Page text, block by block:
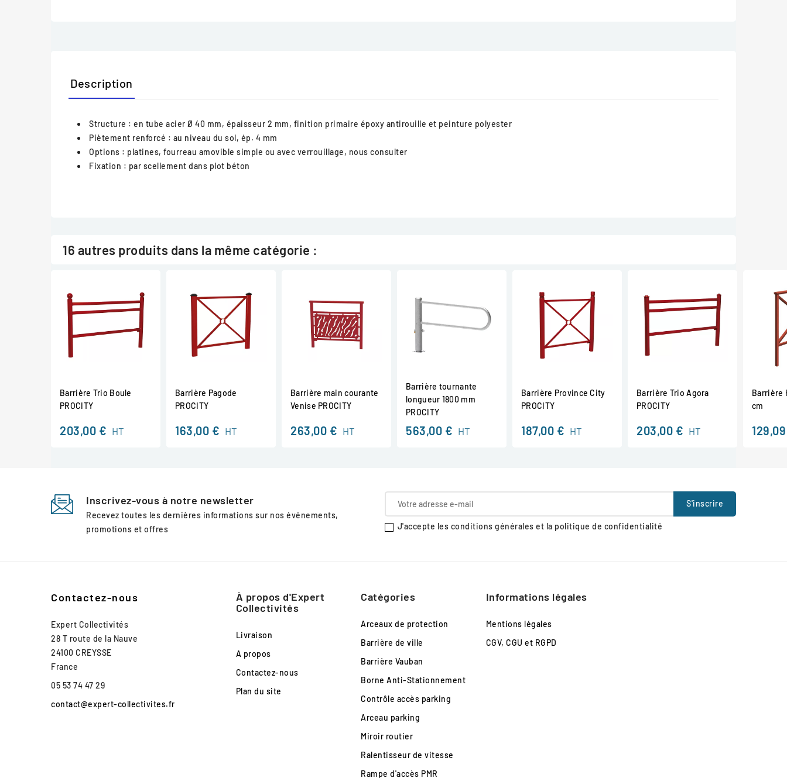
Description
Structure : en tube acier Ø 40 mm, épaisseur 2 mm, finition primaire époxy antirouille et peinture polyester
Piètement renforcé : au niveau du sol, ép. 4 mm
Options : platines, fourreau amovible simple ou avec verrouillage, nous consulter
Fixation : par scellement dans plot béton
16 autres produits dans la même catégorie :
Barrière Trio Boule
PROCITY
203,00 € HT
Barrière Pagode
PROCITY
163,00 € HT
Barrière main courante
Venise PROCITY
263,00 € HT
Barrière tournante
longueur 1800 mm
PROCITY
563,00 € HT
Barrière Province City
PROCITY
187,00 € HT
Barrière Trio Agora
PROCITY
203,00 € HT
Barrière
cm
Inscrivez-vous à notre newsletter
Recevez toutes les dernières informations sur nos événements,
promotions et offres
J'accepte les conditions générales et la politique de confidentialité
Contactez-nous
Expert Collectivités
28 T route de la Nauve
24100 CREYSSE
France
05 53 74 47 29
contact@expert-collectivites.fr
À propos d'Expert
Collectivités
Livraison
A propos
Contactez-nous
Plan du site
Catégories
Arceaux de protection
Barrière de ville
Barrière Vauban
Borne Anti-Stationnement
Contrôle accès parking
Arceau parking
Miroir routier
Ralentisseur de vitesse
Rampe d'accès PMR
Informations légales
Mentions légales
CGV, CGU et RGPD